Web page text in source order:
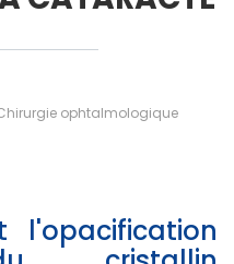
ophtalmologique
l'opacification